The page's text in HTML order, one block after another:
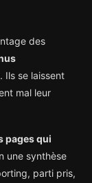
des
. Ils se laissent
mal leur
pages qui
une synthèse
parti pris,